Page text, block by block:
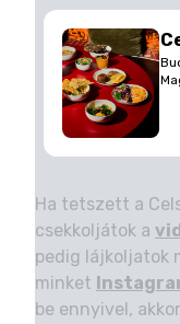
Ha tetszett a
csekkoljátok a
pedig lájkoljatok
minket
be ennyivel,